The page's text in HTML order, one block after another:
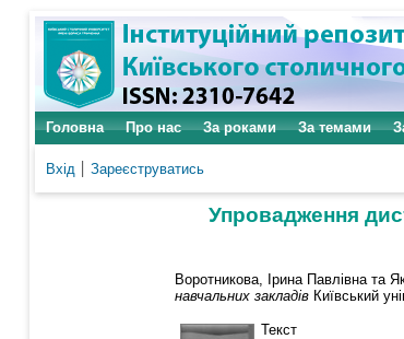
Головна Про нас За роками За темами
Вхід Зареєструватись
Упровадження
Воротникова, Ірина Павлівна та
навчальних закладів Київський
Текст